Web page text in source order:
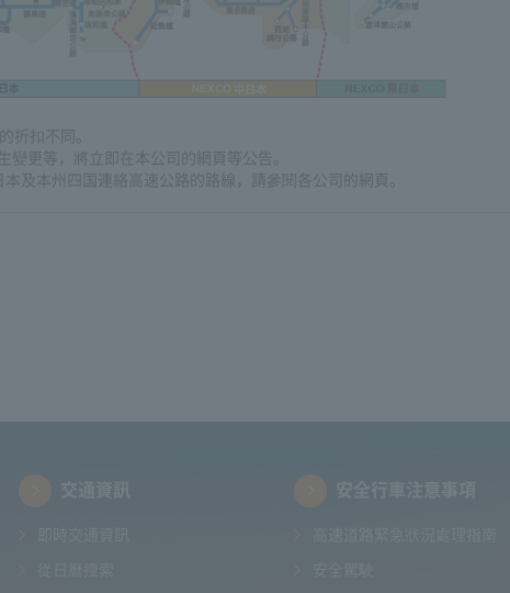
折扣不同。
更等，將立即在本公司的網頁等公告。
本及本州四国連絡高速公路的路線，請參閱各公司的網頁。